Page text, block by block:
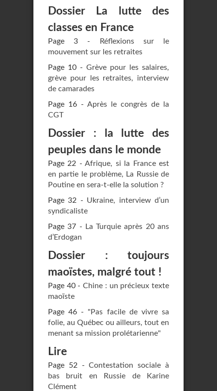
Dossier La lutte des
classes en France
Page 3 -
Réflexions sur le
mouvement sur les retraites
Page 10 - Grève pour les salaires,
grève pour les retraites, interview
de camarades
Page 16 - Après le congrès de la
CGT
Dossier : la lutte des
peuples dans le monde
Page 22 -Afrique, si la France est
en partie le problème, La Russie de
Poutine en sera-t-elle la solution ?
Page 32 - Ukraine, interview d’un
syndicaliste
Page 37 -
La Turquie après 20 ans
d’Erdogan
Dossier : toujours
maoïstes, malgré tout !
Page 40 -Chine : un précieux texte
maoïste
Page 46 - "Pas facile de vivre sa
folie, au Québec ou ailleurs, tout en
menant sa mission prolétarienne"
Lire
Page 52 -Contestation sociale à
bas bruit en Russie de Karine
Clément